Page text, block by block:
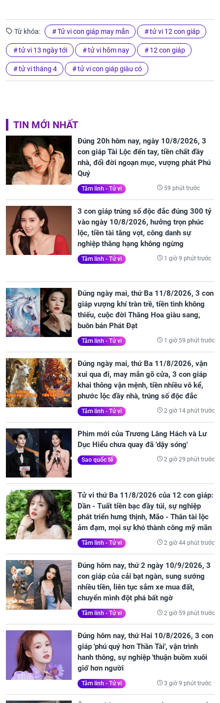
Từ khóa: Tử vi con giáp may mắn tử vi 12 con giáp
tử vi 13 ngày tới tử vi hôm nay 12 con giáp
tử vi tháng 4 tử vi con giáp giàu có
TIN MỚI NHẤT
Đúng 20h hôm nay, ngày 10/8/2026, 3
con giáp Tài Lộc đến tay, tiền chất đầy
nhà, đổi đời ngoạn mục, vượng phát Phú
Quý
Tâm linh - Tử vi 59 phút trước
3 con giáp trúng số độc đắc đúng 300 tỷ
vào ngày 10/8/2026, hưởng trọn phúc
lộc, tiền tài tăng vọt, công danh sự
nghiệp thăng hạng không ngừng
Tâm linh - Tử vi 1 giờ 9 phút trước
Đúng ngày mai, thứ Ba 11/8/2026, 3 con
giáp vượng khí tràn trề, tiền tình không
thiếu, cuộc đời Thăng Hoa giàu sang,
buôn bán Phát Đạt
Tâm linh - Tử vi 1 giờ 59 phút trước
Đúng ngày mai, thứ Ba 11/8/2026, vận
xui qua đi, may mắn gõ cửa, 3 con giáp
khai thông vận mệnh, tiền nhiều vô kể,
phước lộc đầy nhà, trúng số độc đắc
Tâm linh - Tử vi 2 giờ 14 phút trước
Phim mới của Trương Lăng Hách và Lư
Dục Hiểu chưa quay đã 'dậy sóng'
Sao quốc tế 2 giờ 29 phút trước
Tử vi thứ Ba 11/8/2026 của 12 con giáp:
Dần - Tuất tiền bạc đầy túi, sự nghiệp
phát triển hưng thịnh, Mão - Thân tài lộc
ảm đạm, mọi sự khó thành công mỹ mãn
Tâm linh - Tử vi 2 giờ 44 phút trước
Đúng hôm nay, thứ 2 ngày 10/9/2026, 3
con giáp của cải bạt ngàn, sung sướng
nhiều tiền, liên tục sắm xe mua đất,
chuyển mình đột phá bất ngờ
Tâm linh - Tử vi 2 giờ 59 phút trước
Đúng hôm nay, thứ Hai 10/8/2026, 3 con
giáp 'phú quý hơn Thần Tài', vận trình
hanh thông, sự nghiệp 'thuận buồm xuôi
gió' hơn người
Tâm linh - Tử vi 3 giờ 9 phút trước